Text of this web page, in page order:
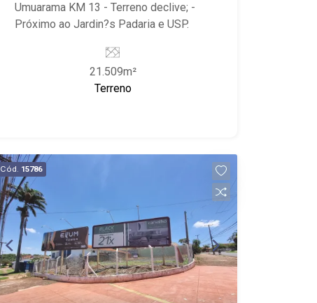
Umuarama KM 13 - Terreno declive; -
Próximo ao Jardin?s Padaria e USP.
21.509m²
Terreno
Cód. 15786